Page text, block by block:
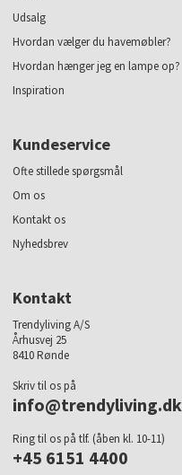
Udsalg
Hvordan vælger du havemøbler?
Hvordan hænger jeg en lampe op?
Inspiration
Kundeservice
Ofte stillede spørgsmål
Om os
Kontakt os
Nyhedsbrev
Kontakt
Trendyliving A/S
Århusvej 25
8410 Rønde
Skriv til os på
info@trendyliving.dk
Ring til os på tlf. (åben kl. 10-11)
+45 6151 4400